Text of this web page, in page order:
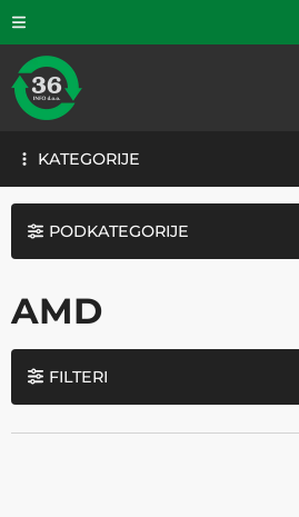
KATEGORIJE
KATEGORIJE
PODKATEGORIJE
AMD
FILTERI